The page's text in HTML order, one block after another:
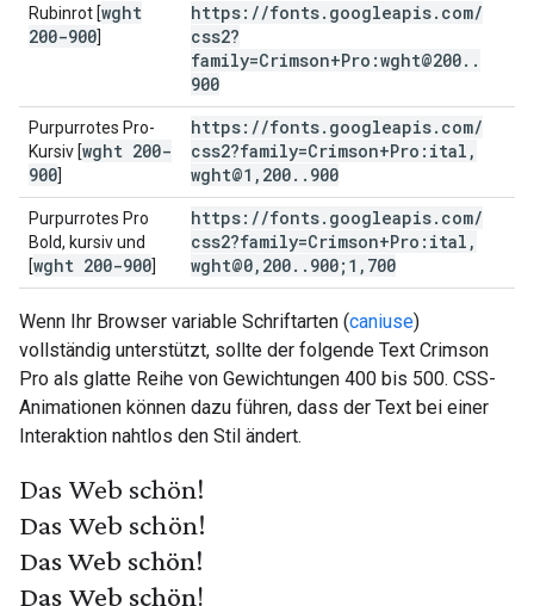
Rubinrot [wght
200-900]
https: //fonts. googleapis. com/
css2?
family=Crimson+Pro:wght@200. .
900
Purpurrotes Pro-
Kursiv [wght 200-
900]
https: //fonts. googleapis. com/
css2?family=Crimson+Pro:ital ,
wght@1 , 200. . 900
Purpurrotes Pro
Bold, kursiv und
[wght 200-900]
https: //fonts. googleapis. com/
css2?family=Crimson+Pro:ital ,
wght@0, 200. . 900;1 , 700
Wenn Ihr Browser variable Schriftarten (caniuse)
vollständig unterstützt, sollte der folgende Text Crimson
Pro als glatte Reihe von Gewichtungen 400 bis 500. CSS-
Animationen können dazu führen, dass der Text bei einer
Interaktion nahtlos den Stil ändert.
Das Web schön!
Das Web schön!
Das Web schön!
Das Web schön!